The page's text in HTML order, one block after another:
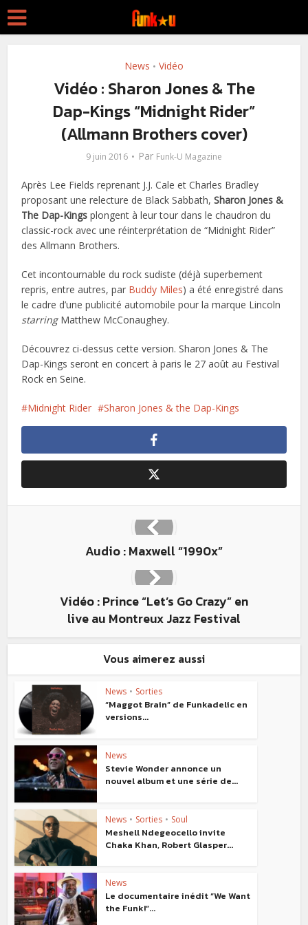
News • Vidéo
Vidéo : Sharon Jones & The
Dap-Kings “Midnight Rider”
(Allmann Brothers cover)
9 juin 2016 Par Funk-U Magazine
Après Lee Fields reprenant J.J. Cale et Charles Bradley
proposant une relecture de Black Sabbath,Sharon Jones &
The Dap-Kings plongent à leur tour dans le chaudron du
classic-rock avec une réinterprétation de “Midnight Rider”
des Allmann Brothers.
Cet incontournable du rock sudiste (déjà superbement
repris, entre autres, par Buddy Miles) a été enregistré dans
le cadre d’une publicité automobile pour la marque Lincoln
starringMatthew McConaughey.
Découvrez ci-dessus cette version. Sharon Jones & The
Dap-Kings seront en concert à paris le 27 août au Festival
Rock en Seine.
Midnight Rider Sharon Jones & the Dap-Kings
Audio : Maxwell “1990x”
Vidéo : Prince “Let’s Go Crazy” en
live au Montreux Jazz Festival
Vous aimerez aussi
News • Sorties
“Maggot Brain” de Funkadelic en
versions...
News
Stevie Wonder annonce un
nouvel album et une série de...
News • Sorties • Soul
Meshell Ndegeocello invite
Chaka Khan, Robert Glasper...
News
Le documentaire inédit “We Want
the Funk!”...